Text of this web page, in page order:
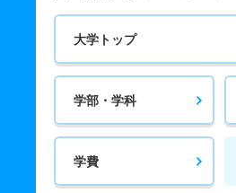
大学トップ
学部・学科
学費